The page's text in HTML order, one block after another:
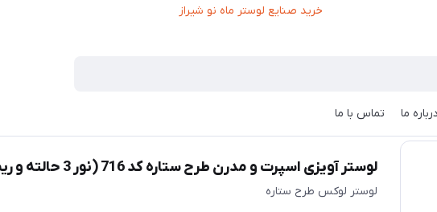
درباره ما تماس با ما
لوستر آویزی اسپرت و مدرن طرح ستاره کد 716 (نور 3 حالته و ریموت هوشمند)
لوستر لوکس طرح ستاره